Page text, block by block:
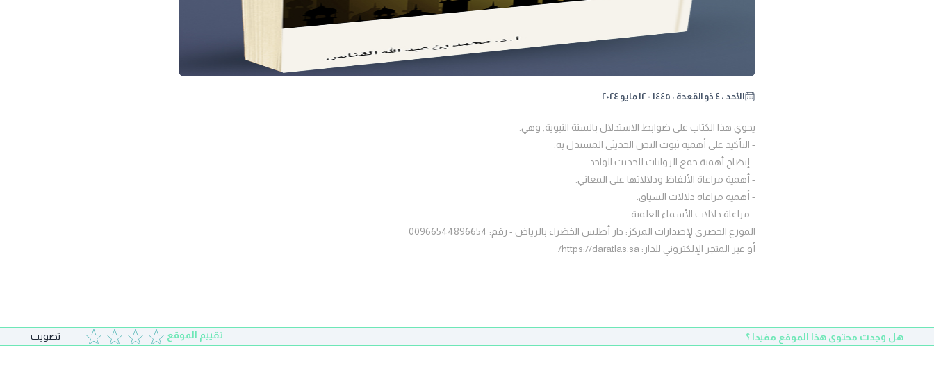
الأحد ، ٤ ذو القعدة ، ١٤٤٥ - ١٢ مايو ٢٠٢٤
يحوي هذا الكتاب على ضوابط الاستدلال بالسنة النبوية, وهي:
- التأكيد على أهمية ثبوت النص الحديثي المستدل به.
- إيضاح أهمية جمع الروايات للحديث الواحد.
- أهمية مراعاة الألفاظ ودلالاتها على المعاني.
- أهمية مراعاة دلالات السياق.
- مراعاة دلالات الأسماء العلمية.
الموزع الحصري لإصدارات المركز: دار أطلس الخضراء بالرياض - رقم: 00966544896654
أو عبر المتجر الإلكتروني للدار: https://daratlas.sa/
هل وجدت محتوى هذا الموقع مفيدا ؟ تقييم الموقع تصويت